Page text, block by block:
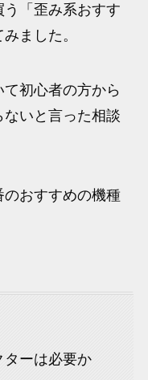
「歪み系おすす
ました。
初心者の方から
いと言った相談
おすすめの機種
ターは必要か